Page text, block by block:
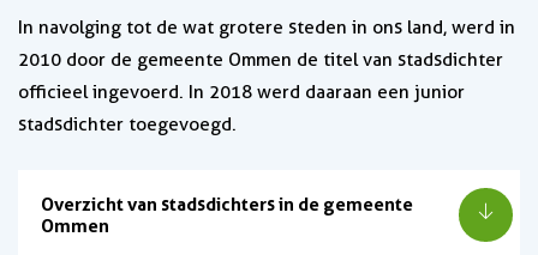
In navolging tot de wat grotere steden in ons land, werd in
2010 door de gemeente Ommen de titel van stadsdichter
officieel ingevoerd. In 2018 werd daaraan een junior
stadsdichter toegevoegd.
Overzicht van stadsdichters in de gemeente
Ommen